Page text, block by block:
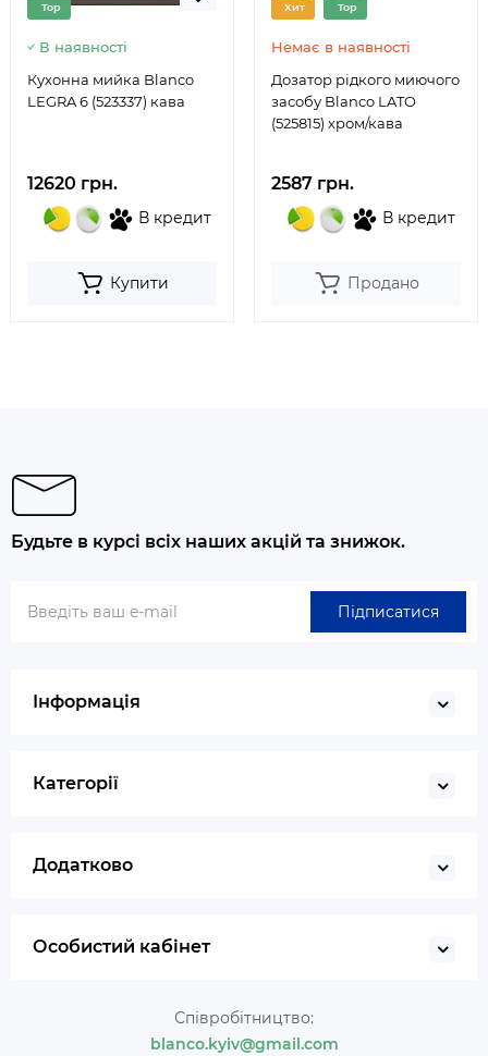
Top
В наявності
Кухонна мийка Blanco
LEGRA 6 (523337) кава
12620 грн.
В кредит
Купити
Хит Top
Немає в наявності
Дозатор рідкого миючого
засобу Blanco LATO
(525815) хром/кава
2587 грн.
В кредит
Продано
Будьте в курсі всіх наших акцій та знижок.
Підписатися
Інформація
Категорії
Додатково
Особистий кабінет
Співробітництво:
blanco.kyiv@gmail.com